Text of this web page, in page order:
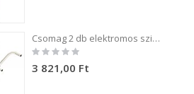
Csomag 2 db elektromos szivattyú PNI WD100 palackhoz töltés USB-C-n keresztül, 800 mAh akkumulátor, teljesítmény 4W
Rating:
0%
3 821,00 Ft